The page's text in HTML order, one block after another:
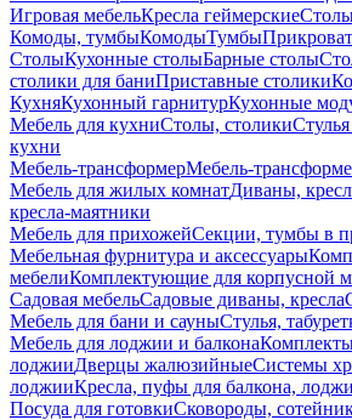
Игровая мебельКресла геймерские
Комоды, тумбыКомодыТумбы
СтолыКухонные столыБарные столы
столики для баниПриставные столики
КухняКухонный гарнитурКухонные
Мебель для кухниСтолы, столики
кухни
Мебель-трансформерМебель-
Мебель для жилых комнатДиваны,
кресла-маятники
Мебель для прихожейСекции, тумбы в
Мебельная фурнитура и аксессуары
мебелиКомплектующие для корпусной
Садовая мебельСадовые диваны, кресла
Мебель для бани и сауныСтулья,
Мебель для лоджии и балкона
лоджииДверцы жалюзийныеСистемы
лоджииКресла, пуфы для балкона,
Посуда для готовкиСковороды,